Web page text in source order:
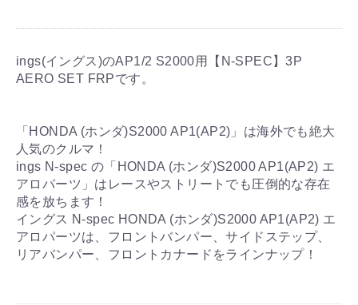
ings(イングス)のAP1/2 S2000用【N-SPEC】3P
AERO SET FRPです。
「HONDA (ホンダ)S2000 AP1(AP2)」は海外でも絶大
人気のクルマ！
ings N-spec の「HONDA (ホンダ)S2000 AP1(AP2) エ
アロパーツ」はレースやストリートでも圧倒的な存在
感を放ちます！
イングス N-spec HONDA (ホンダ)S2000 AP1(AP2) エ
アロパーツは、フロントバンパー、サイドステップ、
リアバンパー、フロントカナードをラインナップ！